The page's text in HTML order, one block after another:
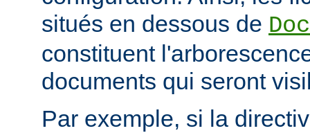
situés en dessous de
constituent
documents qui seront
Par exemple, si la